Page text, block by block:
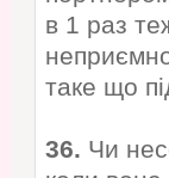
в 1 раз
таке що
36. Чи